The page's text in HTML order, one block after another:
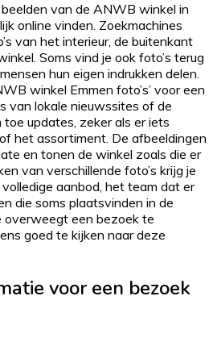
van de ANWB winkel in
online vinden. Zoekmachines
van het interieur, de buitenkant
Soms vind je ook foto’s terug
hun eigen indrukken delen.
winkel Emmen foto’s’ voor een
van lokale nieuwssites of de
updates, zeker als er iets
het assortiment. De afbeeldingen
en tonen de winkel zoals die er
van verschillende foto’s krijg je
aanbod, het team dat er
die soms plaatsvinden in de
overweegt een bezoek te
goed te kijken naar deze
voor een bezoek